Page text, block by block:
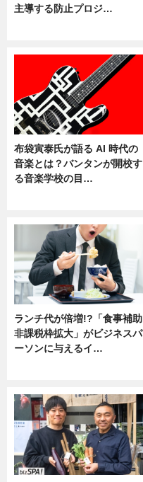
主導する防止プロジ…
布袋寅泰氏が語る AI 時代の
音楽とは？バンタンが開校す
る音楽学校の目…
ランチ代が倍増!?「食事補助
非課税枠拡大」がビジネスパ
ーソンに与えるイ…